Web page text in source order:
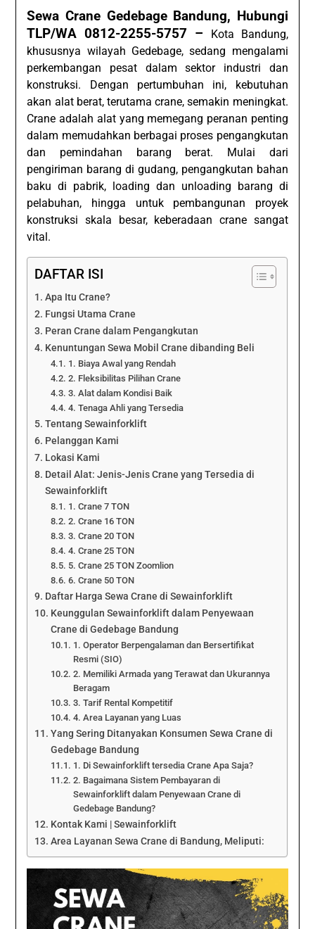
Sewa Crane Gedebage Bandung, Hubungi
TLP/WA 0812-2255-5757 –
Kota Bandung,
khususnya wilayah Gedebage, sedang mengalami
perkembangan pesat dalam sektor industri dan
konstruksi. Dengan pertumbuhan ini, kebutuhan
akan alat berat, terutama crane, semakin meningkat.
Crane adalah alat yang memegang peranan penting
dalam memudahkan berbagai proses pengangkutan
dan pemindahan barang berat. Mulai dari
pengiriman barang di gudang, pengangkutan bahan
baku di pabrik, loading dan unloading barang di
pelabuhan, hingga untuk pembangunan proyek
konstruksi skala besar, keberadaan crane sangat
vital.
DAFTAR ISI
Apa Itu Crane?
Fungsi Utama Crane
Peran Crane dalam Pengangkutan
Kenuntungan Sewa Mobil Crane dibanding Beli
1. Biaya Awal yang Rendah
2. Fleksibilitas Pilihan Crane
3. Alat dalam Kondisi Baik
4. Tenaga Ahli yang Tersedia
Tentang Sewainforklift
Pelanggan Kami
Lokasi Kami
Detail Alat: Jenis-Jenis Crane yang Tersedia di
Sewainforklift
1. Crane 7 TON
2. Crane 16 TON
3. Crane 20 TON
4. Crane 25 TON
5. Crane 25 TON Zoomlion
6. Crane 50 TON
Daftar Harga Sewa Crane di Sewainforklift
Keunggulan Sewainforklift dalam Penyewaan
Crane di Gedebage Bandung
1. Operator Berpengalaman dan Bersertifikat
Resmi (SIO)
2. Memiliki Armada yang Terawat dan Ukurannya
Beragam
3. Tarif Rental Kompetitif
4. Area Layanan yang Luas
Yang Sering Ditanyakan Konsumen Sewa Crane di
Gedebage Bandung
1. Di Sewainforklift tersedia Crane Apa Saja?
2. Bagaimana Sistem Pembayaran di
Sewainforklift dalam Penyewaan Crane di
Gedebage Bandung?
Kontak Kami | Sewainforklift
Area Layanan Sewa Crane di Bandung, Meliputi: